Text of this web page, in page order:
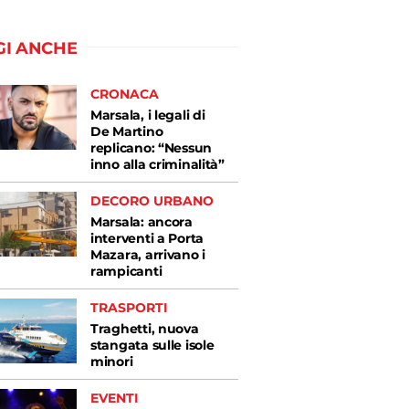
ANCHE
CRONACA
Marsala, i legali di
De Martino
replicano: “Nessun
inno alla criminalità”
DECORO URBANO
Marsala: ancora
interventi a Porta
Mazara, arrivano i
rampicanti
TRASPORTI
Traghetti, nuova
stangata sulle isole
minori
EVENTI